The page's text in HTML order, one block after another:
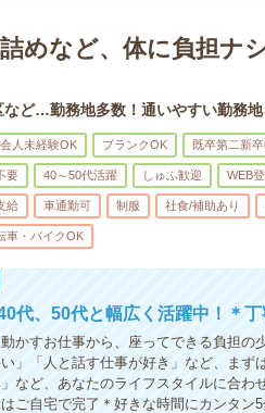
めなど、体に負担ナ
など…勤務地多数！通いやすい勤務地
人未経験OK ブランクOK 既卒第二新
要 40～50代活躍 しゅふ歓迎 WEB
給 車通勤可 制服 社食/補助あり
車・バイクOK
代、50代と幅広く活躍中！＊
かすお仕事から、座ってできる負担
」「人と話す仕事が好き」など、ま
など、あなたのライフスタイルに合わ
ご自宅で完了＊好きな時間にカンタン